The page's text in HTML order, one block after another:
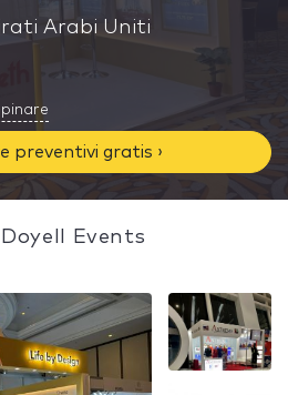
Arabi Uniti
preventivi gratis ›
Events